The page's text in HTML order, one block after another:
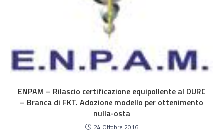
ENPAM – Rilascio certificazione equipollente al DURC
– Branca di FKT. Adozione modello per ottenimento
nulla-osta
24 Ottobre 2016